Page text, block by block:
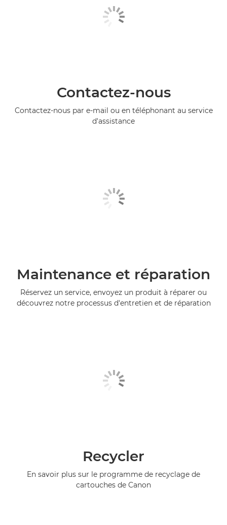
Contactez-nous
Contactez-nous par e-mail ou en téléphonant au service
d'assistance
Maintenance et réparation
Réservez un service, envoyez un produit à réparer ou
découvrez notre processus d'entretien et de réparation
Recycler
En savoir plus sur le programme de recyclage de
cartouches de Canon